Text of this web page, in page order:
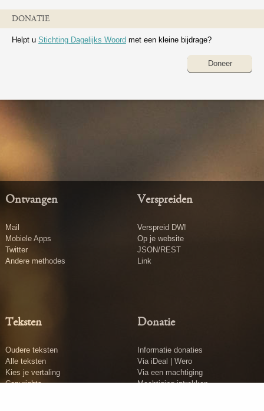
DONATIE
Helpt u Stichting Dagelijks Woord met een kleine bijdrage?
Doneer
Ontvangen
Mail
Mobiele Apps
Twitter
Andere methodes
Verspreiden
Verspreid DW!
Op je website
JSON/REST
Link
Teksten
Oudere teksten
Alle teksten
Kies je vertaling
Copyrights
Donatie
Informatie donaties
Via iDeal | Wero
Via een machtiging
Machtiging intrekken